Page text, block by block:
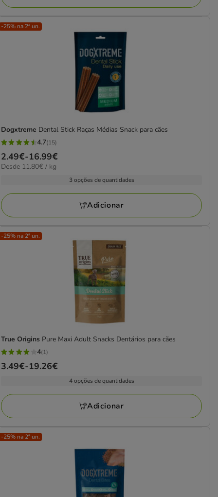
-25% na 2ª un.
Dogxtreme Dental Stick Raças Médias Snack para cães
4.7
estrelas
com
avaliações
4.7(15)
Preço
de
16.99€
2.49€-16.99€
11.80€
Desde 11.80€ / kg
3 opções de quantidades
Adicionar
-25% na 2ª un.
True Origins Pure Maxi Adult Snacks Dentários para cães
4
estrelas
avaliações
4(1)
Preço
a
19.26€
3.49€-19.26€
4 opções de quantidades
Adicionar
-25% na 2ª un.